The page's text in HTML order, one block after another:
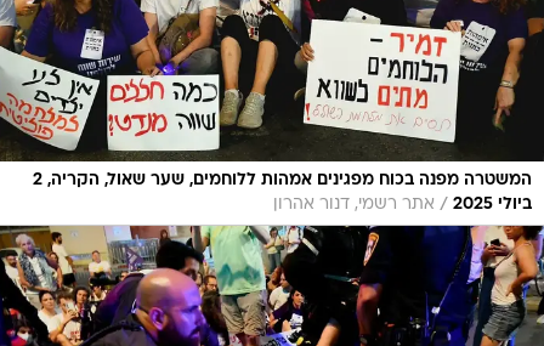
המשטרה מפנה בכוח מפגינים אמהות ללוחמים, שער שאול, הקריה, 2
ביולי 2025
/ אתר רשמי, דנור אהרון